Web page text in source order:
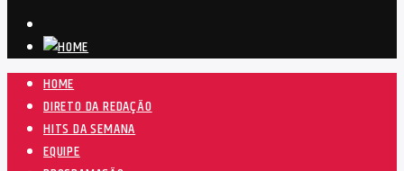
HOME
DIRETO DA REDAÇÃO
HITS DA SEMANA
EQUIPE